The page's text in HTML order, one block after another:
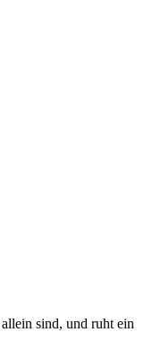
sind, und ruht ein